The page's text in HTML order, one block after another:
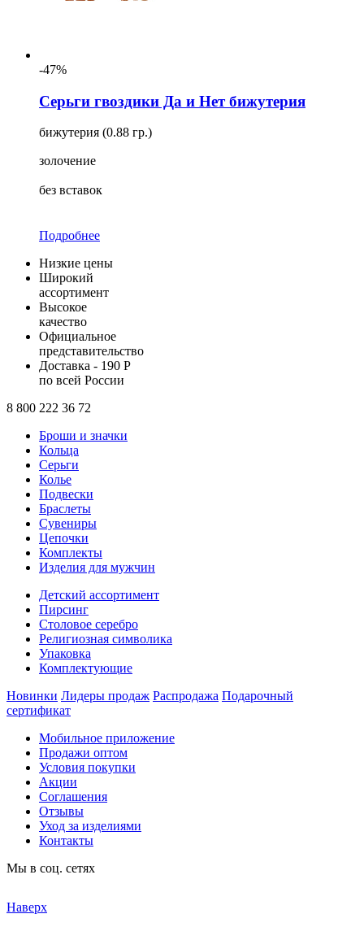
-47%
Серьги гвоздики Да и Нет бижутерия
бижутерия (0.88 гр.)
золочение
без вставок
Подробнее
Низкие цены
Широкий
ассортимент
Высокое
качество
Официальное
представительство
Доставка - 190 Р
по всей России
8 800 222 36 72
Броши и значки
Кольца
Серьги
Колье
Подвески
Браслеты
Сувениры
Цепочки
Комплекты
Изделия для мужчин
Детский ассортимент
Пирсинг
Столовое серебро
Религиозная символика
Упаковка
Комплектующие
Новинки Лидеры продаж Распродажа Подарочный
сертификат
Мобильное приложение
Продажи оптом
Условия покупки
Акции
Соглашения
Отзывы
Уход за изделиями
Контакты
Мы в соц. сетях
Наверх